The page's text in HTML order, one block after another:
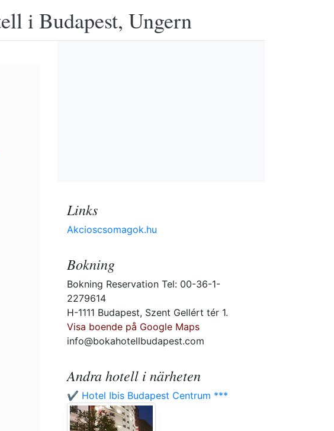
i Budapest, Ungern
Links
Akcioscsomagok.hu
Bokning
Bokning Reservation Tel: 00-36-1-
2279614
H-1111 Budapest, Szent Gellért tér 1.
Visa boende på Google Maps
info@bokahotellbudapest.com
Andra hotell i närheten
✔️ Hotel Ibis Budapest Centrum ***